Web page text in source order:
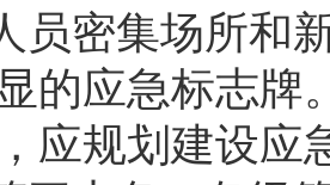
员密集场所和
的应急标志牌
应规划建设应